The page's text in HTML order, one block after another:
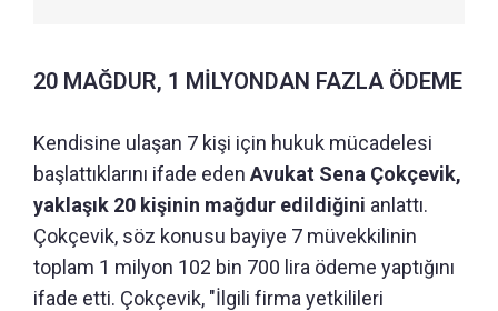
20 MAĞDUR, 1 MİLYONDAN FAZLA ÖDEME
Kendisine ulaşan 7 kişi için hukuk mücadelesi
başlattıklarını ifade eden Avukat Sena Çokçevik,
yaklaşık 20 kişinin mağdur edildiğini anlattı.
Çokçevik, söz konusu bayiye 7 müvekkilinin
toplam 1 milyon 102 bin 700 lira ödeme yaptığını
ifade etti. Çokçevik, "İlgili firma yetkilileri